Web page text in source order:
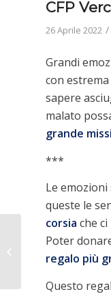
CFP
26 Aprile 2022 /
Grandi
con
sapere
malato
grande
***
Le
queste le
corsia che
Poter
regalo più
Questo
CFP Vercelli: Progetto
Scuole Sicure